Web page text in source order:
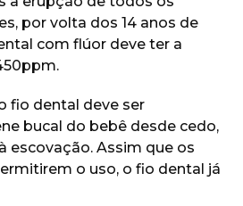
por volta dos 14 anos de
com flúor deve ter a
fio dental deve ser
bucal do bebê desde cedo,
escovação. Assim que os
o uso, o fio dental já